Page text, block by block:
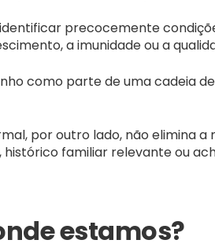
precocemente
a imunidade ou a
como parte de uma cadeia
por outro lado, não elimina a
familiar relevante ou
estamos?